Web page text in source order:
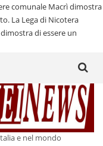
comunale Macrì dimostra
La Lega di Nicotera
di essere un
e nel mondo
for: